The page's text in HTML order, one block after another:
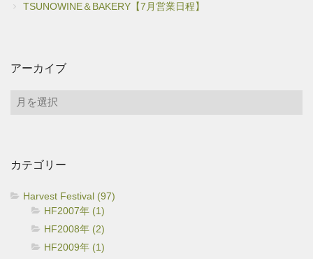
TSUNOWINE＆BAKERY【7月営業日程】
アーカイブ
ア
ブ
カテゴリー
Harvest Festival (97)
HF2007年 (1)
HF2008年 (2)
HF2009年 (1)